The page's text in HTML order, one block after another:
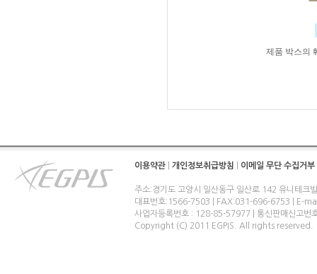
제품 박스의
이용약관 개인정보취급방침 이메일 무단 수집거부
주소:경기도 고양시 일산동구 일산로 142 유니테크
대표번호:1566-7503 | FAX:031-696-6753 | E-
사업자등록번호 : 128-85-57977 | 통신판매신고번
Copyright (C) 2011 EGPIS. All rights reserved.